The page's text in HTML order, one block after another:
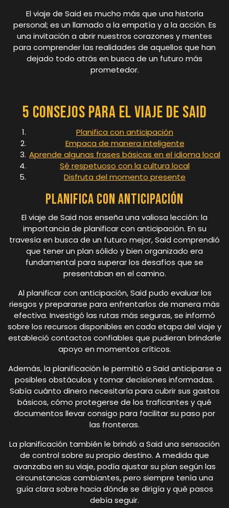
El viaje de Said es mucho más que una historia
personal; es un llamado a la empatía y a la acción. Es
una invitación a abrir nuestros corazones y mentes
para comprender las realidades de aquellos que han
dejado todo atrás en busca de un futuro más
prometedor.
5 consejos para el viaje de Said
Planifica con anticipación
Empaca de manera inteligente
Aprende algunas frases básicas en el idioma local
Sé respetuoso con la cultura local
Disfruta del momento presente
Planifica con anticipación
El viaje de Said nos enseña una valiosa lección: la
importancia de planificar con anticipación. En su
travesía en busca de un futuro mejor, Said comprendió
que tener un plan sólido y bien organizado era
fundamental para superar los desafíos que se
presentaban en el camino.
Al planificar con anticipación, Said pudo evaluar los
riesgos y prepararse para enfrentarlos de manera más
efectiva. Investigó las rutas más seguras, se informó
sobre los recursos disponibles en cada etapa del viaje y
estableció contactos confiables que pudieran brindarle
apoyo en momentos críticos.
Además, la planificación le permitió a Said anticiparse a
posibles obstáculos y tomar decisiones informadas.
Sabía cuánto dinero necesitaría para cubrir sus gastos
básicos, cómo protegerse de los traficantes y qué
documentos llevar consigo para facilitar su paso por
las fronteras.
La planificación también le brindó a Said una sensación
de control sobre su propio destino. A medida que
avanzaba en su viaje, podía ajustar su plan según las
circunstancias cambiantes, pero siempre tenía una
guía clara sobre hacia dónde se dirigía y qué pasos
debía seguir.